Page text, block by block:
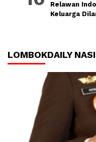
Relawan
Keluarga
LOMBOKDAILY